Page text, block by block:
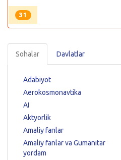
31
Sohalar Davlatlar
Adabiyot
Aerokosmonavtika
AI
Aktyorlik
Amaliy fanlar
Amaliy fanlar va Gumanitar
yordam